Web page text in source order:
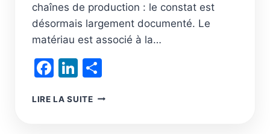
chaînes de production : le constat est
désormais largement documenté. Le
matériau est associé à la…
Facebook
LinkedIn
LIRE LA SUITELE